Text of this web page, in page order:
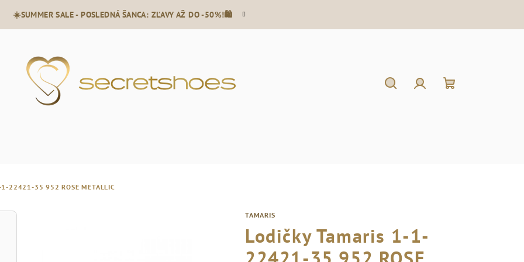
☀️SUMMER SALE - POSLEDNÁ ŠANCA: ZĽAVY AŽ DO -50%!🛍️
1-22421-35 952 ROSE METALLIC
TAMARIS
Lodičky Tamaris 1-1-